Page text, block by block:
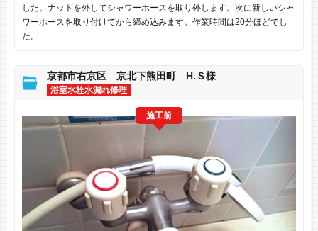
した。ナットを外してシャワーホースを取り外します。次に新しいシャ
ワーホースを取り付けてから締め込みます。作業時間は20分ほどでし
た。
京都市右京区 京北下熊田町 H.Ｓ様
浴室水栓水漏れ修理
施工前